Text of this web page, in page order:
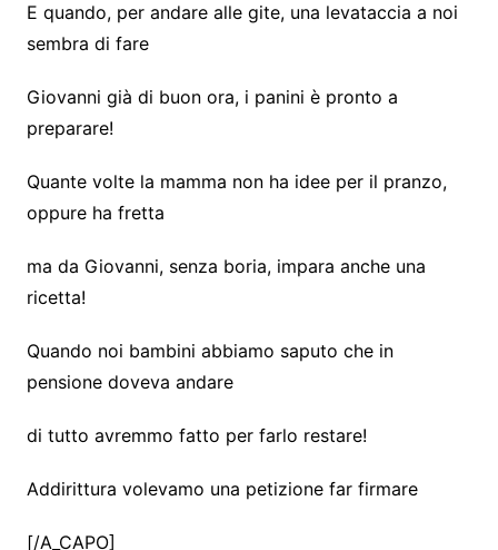
E quando, per andare alle gite, una levataccia a noi
sembra di fare
Giovanni già di buon ora, i panini è pronto a
preparare!
Quante volte la mamma non ha idee per il pranzo,
oppure ha fretta
ma da Giovanni, senza boria, impara anche una
ricetta!
Quando noi bambini abbiamo saputo che in
pensione doveva andare
di tutto avremmo fatto per farlo restare!
Addirittura volevamo una petizione far firmare
[/A_CAPO]